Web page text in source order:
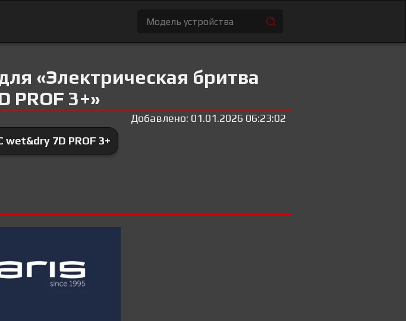
«Электрическая бритва
PROF 3+»
Добавлено: 01.01.2026 06:23:02
wet&dry 7D PROF 3+